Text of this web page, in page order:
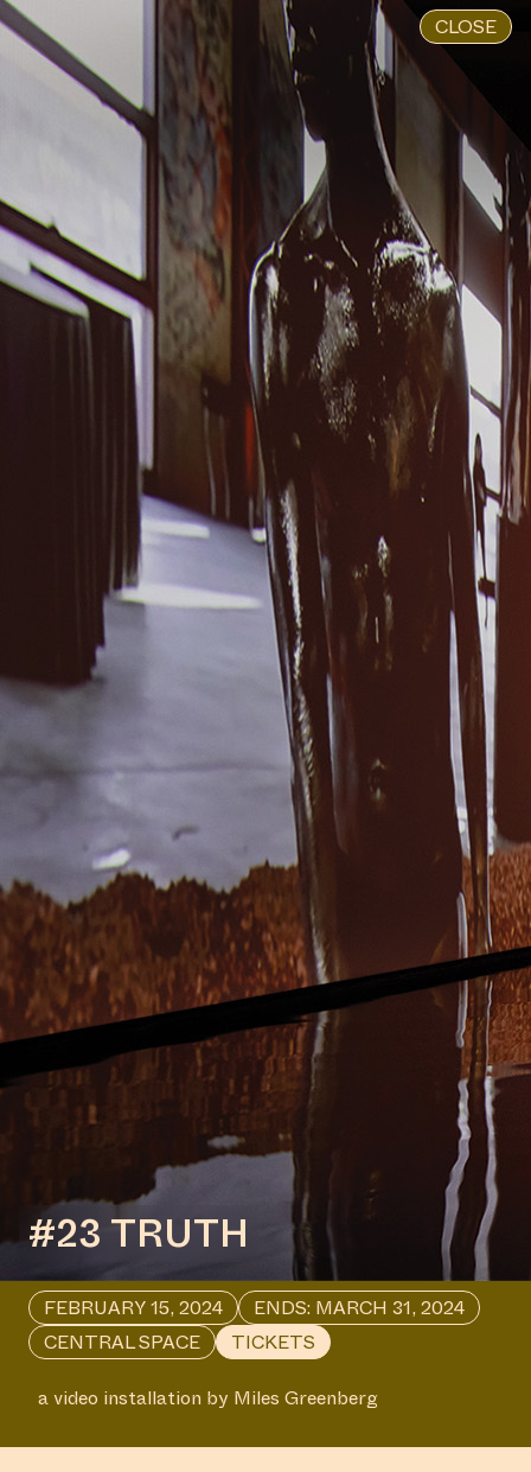
CLOSE
#23 TRUTH
FEBRUARY 15, 2024
ENDS: MARCH 31, 2024
CENTRAL SPACE
TICKETS
a video installation by Miles Greenberg